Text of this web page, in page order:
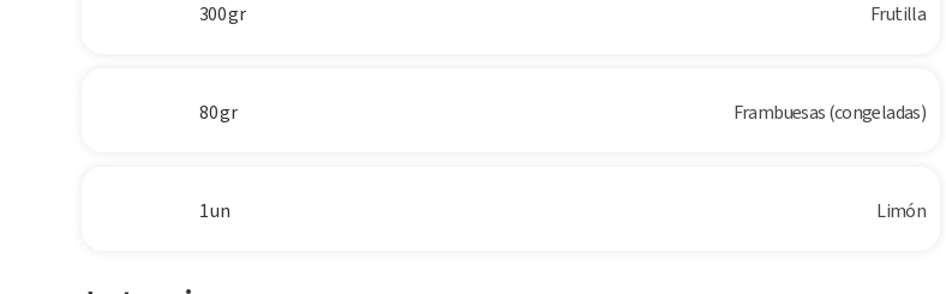
300 gr Frutilla
80 gr Frambuesas (congeladas)
1 un Limón